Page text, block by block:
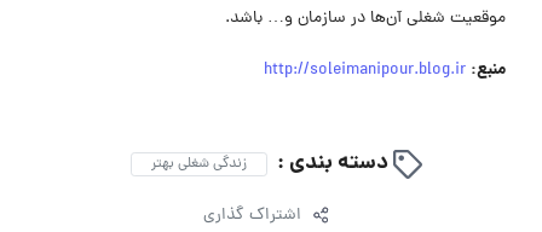
موقعیت شغلی آن‌ها در سازمان و… باشد.
منبع: http://soleimanipour.blog.ir
دسته بندی : زندگی شغلی بهتر
اشتراک گذاری